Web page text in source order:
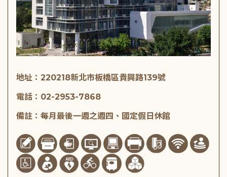
地址：220218新北市板橋區貴興路139號
電話：02-2953-7868
備註：每月最後一週之週四、國定假日休館